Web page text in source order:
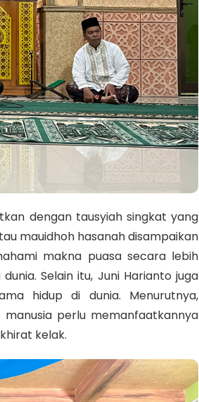
dengan tausyiah singkat yang
mauidhoh hasanah disampaikan
makna puasa secara lebih
Selain itu, Juni Harianto juga
hidup di dunia. Menurutnya,
perlu memanfaatkannya
kelak.